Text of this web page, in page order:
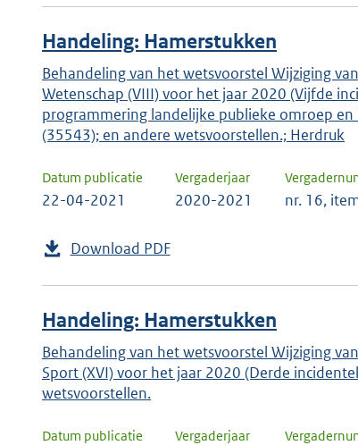
Handeling: Hamerstukken
Behandeling van het wetsvoorstel Wijziging
Wetenschap (VIII) voor het jaar 2020 (Vijfde
programmering landelijke publieke omroep
(35543); en andere wetsvoorstellen.; Herdruk
Datum publicatie
22-04-2021
Vergaderjaar
2020-2021 nr. 16,
Download PDF
Handeling: Hamerstukken
Behandeling van het wetsvoorstel Wijziging
Sport (XVI) voor het jaar 2020 (Derde
wetsvoorstellen.
Datum publicatie Vergaderjaar